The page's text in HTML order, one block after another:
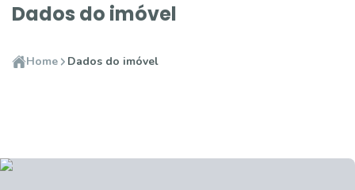
Dados do imóvel
Home Dados do imóvel